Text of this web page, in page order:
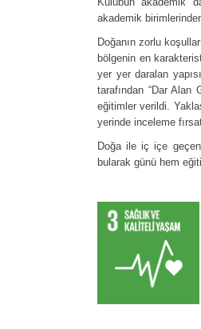
akademik
Doğanın zorlu
bölgenin en
yer yer daralan
tarafından “Dar Alan
eğitimler verildi.
yerinde inceleme
Doğa ile iç içe
bularak günü hem